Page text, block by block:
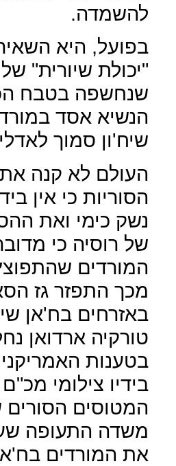
להשמדה.
בפועל, היא
"יכולת שיורית"
שנחשפה בטבח
הנשיא אסד
שיח'ון סמוך
העולם לא קנה
הסוריות כי אין
נשק כימי ואת
של רוסיה כי
המורדים
מכך התפזר גז
באזרחים בח'אן
טורקיה ארדואן
בטענות
בידיו צילומי
המטוסים הסורים
משדה התעופה
את המורדים